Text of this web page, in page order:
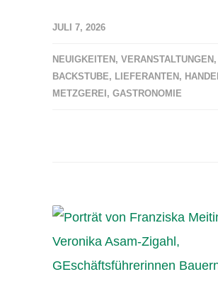
JULI 7, 2026
NEUIGKEITEN , VERANSTALTUNGEN ,
BACKSTUBE, LIEFERANTEN ,
METZGEREI , GASTRONOMIE